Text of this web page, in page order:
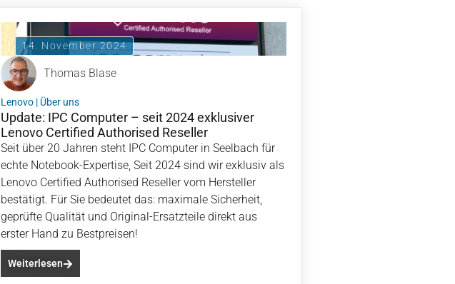
14. November 2024
Thomas Blase
Lenovo | Über uns
Update: IPC Computer – seit 2024 exklusiver
Lenovo Certified Authorised Reseller
Seit über 20 Jahren steht IPC Computer in Seelbach für
echte Notebook-Expertise, Seit 2024 sind wir exklusiv als
Lenovo Certified Authorised Reseller vom Hersteller
bestätigt. Für Sie bedeutet das: maximale Sicherheit,
geprüfte Qualität und Original-Ersatzteile direkt aus
erster Hand zu Bestpreisen!
Weiterlesen